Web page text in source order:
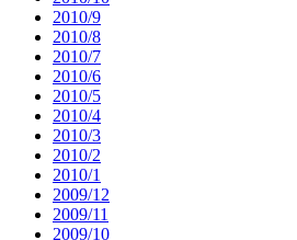
2010/9
2010/8
2010/7
2010/6
2010/5
2010/4
2010/3
2010/2
2010/1
2009/12
2009/11
2009/10